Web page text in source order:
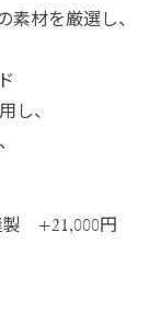
素材を厳選し、
し、
製 +21,000円